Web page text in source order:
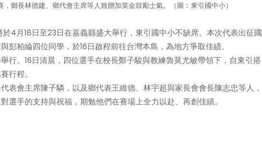
鄉長林德建、鄉代會主席等人致贈加菜金鼓勵士氣。（圖︰東引國中小）
4月18日至23日在嘉義縣盛大舉行，東引國中小不缺席。本次代表出征國
彭柏綸四位同學，於16日啟程前往台灣本島，為地方爭取佳績。
行。16日清晨，四位選手在校長鄭子駿與教練魯莫尤敏帶領下，自東引搭
行程。
表會主席陳子驎，以及鄉代表王維德、林宇超與家長會會長陳志忠等人，
選手的支持與祝福，期勉他們在賽場上全力以赴、再創佳績。